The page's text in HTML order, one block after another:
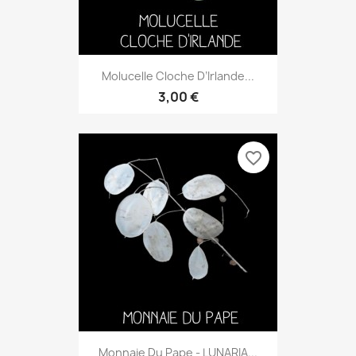
Molucelle Cloche D’Irlande...
3,00 €
Monnaie Du Pape - LUNARIA...
favorite_border